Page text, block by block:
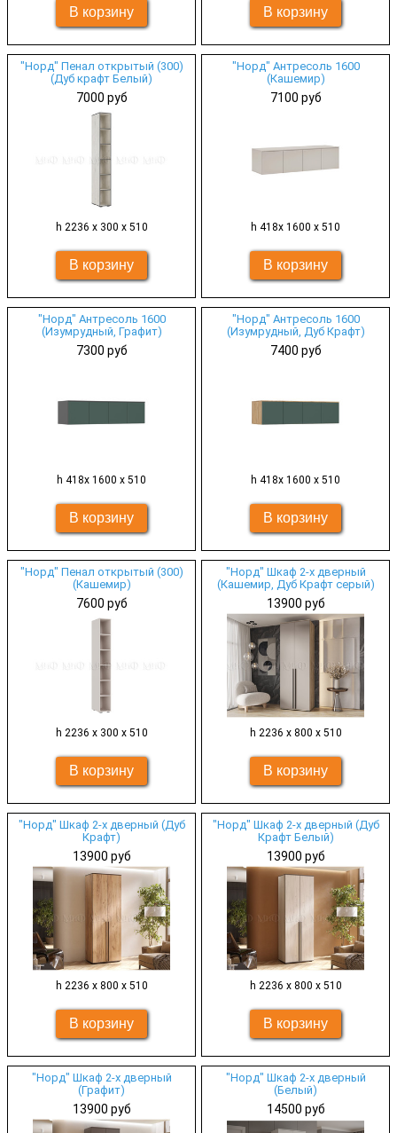
"Норд" Пенал открытый (300)
(Дуб крафт Белый)
7000 руб
h 2236 х 300 х 510
"Норд" Антресоль 1600
(Кашемир)
7100 руб
h 418х 1600 х 510
"Норд" Антресоль 1600
(Изумрудный, Графит)
7300 руб
h 418х 1600 х 510
"Норд" Антресоль 1600
(Изумрудный, Дуб Крафт)
7400 руб
h 418х 1600 х 510
"Норд" Пенал открытый (300)
(Кашемир)
7600 руб
h 2236 х 300 х 510
"Норд" Шкаф 2-х дверный
(Кашемир, Дуб Крафт серый)
13900 руб
h 2236 х 800 х 510
"Норд" Шкаф 2-х дверный (Дуб
Крафт)
13900 руб
h 2236 х 800 х 510
"Норд" Шкаф 2-х дверный (Дуб
Крафт Белый)
13900 руб
h 2236 х 800 х 510
"Норд" Шкаф 2-х дверный
(Графит)
13900 руб
"Норд" Шкаф 2-х дверный
(Белый)
14500 руб